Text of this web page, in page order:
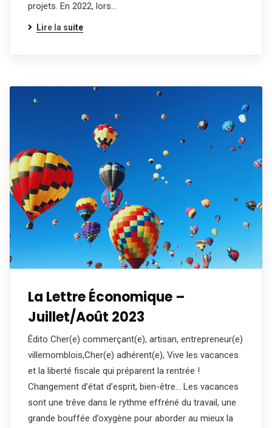
projets. En 2022, lors…
Lire la suite
La Lettre Économique –
Juillet/Août 2023
Édito Cher(e) commerçant(e), artisan, entrepreneur(e)
villemomblois,Cher(e) adhérent(e), Vive les vacances
et la liberté fiscale qui préparent la rentrée !
Changement d’état d’esprit, bien-être… Les vacances
sont une trêve dans le rythme effréné du travail, une
grande bouffée d’oxygène pour aborder au mieux la